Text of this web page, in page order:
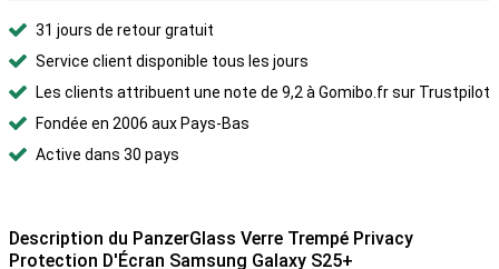
31 jours de retour gratuit
Service client disponible tous les jours
Les clients attribuent une note de 9,2 à Gomibo.fr sur Trustpilot
Fondée en 2006 aux Pays-Bas
Active dans 30 pays
Description du PanzerGlass Verre Trempé Privacy
Protection D'Écran Samsung Galaxy S25+